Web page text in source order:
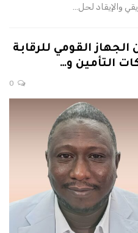
والإيقاد لحل…
القومي للرقابة
التأمين و…